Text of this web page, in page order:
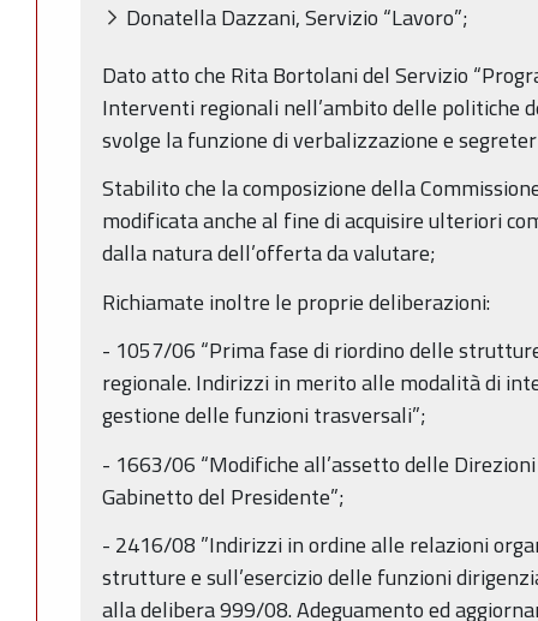
Donatella Dazzani, Servizio “Lavoro”;
Dato atto che Rita Bortolani del Servizio
Interventi regionali nell’ambito delle politiche
svolge la funzione di verbalizzazione e
Stabilito che la composizione della
modificata anche al fine di acquisire ulteriori
dalla natura dell’offerta da valutare;
Richiamate inoltre le proprie deliberazioni:
- 1057/06 “Prima fase di riordino delle
regionale. Indirizzi in merito alle modalità di
gestione delle funzioni trasversali”;
- 1663/06 “Modifiche all’assetto delle
Gabinetto del Presidente”;
- 2416/08 ”Indirizzi in ordine alle relazioni
strutture e sull’esercizio delle funzioni
alla delibera 999/08. Adeguamento ed